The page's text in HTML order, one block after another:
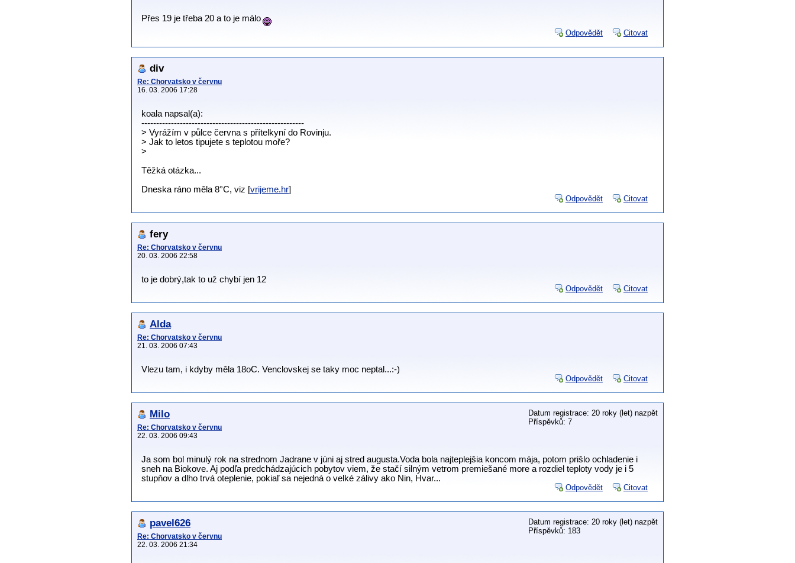
Přes 19 je třeba 20 a to je málo
Odpovědět Citovat
div
Re: Chorvatsko v červnu
16. 03. 2006 17:28
koala napsal(a):
-------------------------------------------------------
> Vyrážím v půlce června s přítelkyní do Rovinju.
> Jak to letos tipujete s teplotou moře?
>
Těžká otázka...
Dneska ráno měla 8°C, viz [vrijeme.hr]
Odpovědět Citovat
fery
Re: Chorvatsko v červnu
20. 03. 2006 22:58
to je dobrý,tak to už chybí jen 12
Odpovědět Citovat
Alda
Re: Chorvatsko v červnu
21. 03. 2006 07:43
Vlezu tam, i kdyby měla 18oC. Venclovskej se taky moc neptal...:-)
Odpovědět Citovat
Milo
Re: Chorvatsko v červnu
22. 03. 2006 09:43
Datum registrace: 20 roky (let) nazpět
Příspěvků: 7
Ja som bol minulý rok na strednom Jadrane v júni aj stred augusta.Voda bola najteplejšia koncom mája, potom prišlo ochladenie i
sneh na Biokove. Aj podľa predchádzajúcich pobytov viem, že stačí silným vetrom premiešané more a rozdiel teploty vody je i 5
stupňov a dlho trvá oteplenie, pokiaľ sa nejedná o velké zálivy ako Nin, Hvar...
Odpovědět Citovat
pavel626
Re: Chorvatsko v červnu
22. 03. 2006 21:34
Datum registrace: 20 roky (let) nazpět
Příspěvků: 183